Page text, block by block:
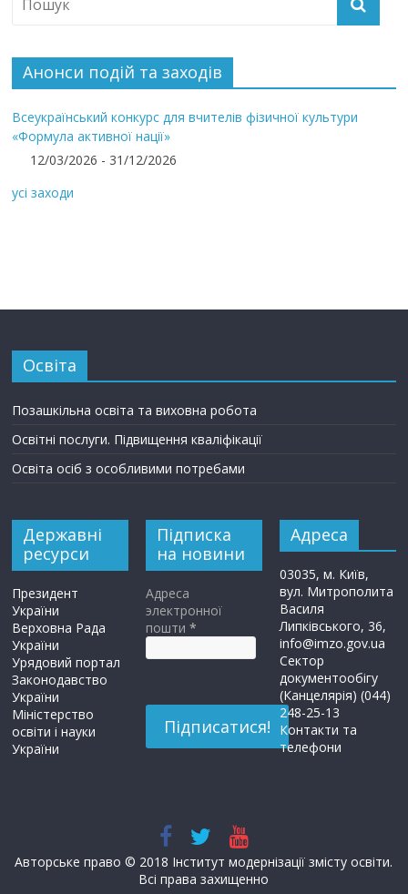
Анонси подій та заходів
Всеукраїнський конкурс для вчителів фізичної культури
«Формула активної нації»
12/03/2026 - 31/12/2026
усі заходи
Освіта
Позашкільна освіта та виховна робота
Освітні послуги. Підвищення кваліфікації
Освіта осіб з особливими потребами
Державні
ресурси
Президент
України
Верховна Рада
України
Урядовий портал
Законодавство
України
Міністерство
освіти і науки
України
Підписка
на новини
Адреса
электронної
пошти*
Адреса
03035, м. Київ,
вул. Митрополита
Василя
Липківського, 36,
info@imzo.gov.ua
Сектор
документообігу
(Канцелярія) (044)
248-25-13
Контакти та
телефони
Авторське право © 2018 Інститут модернізації змісту освіти.
Всі права захищенно